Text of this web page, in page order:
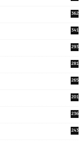
362
341
293
281
265
201
236
243